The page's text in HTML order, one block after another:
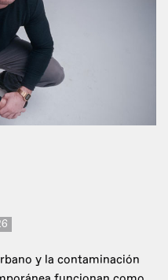
y la contaminación